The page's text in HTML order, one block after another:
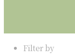
Filter by